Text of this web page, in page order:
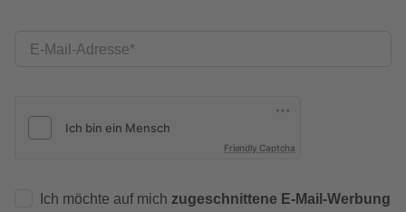
E-Mail-Adresse
Friendly Captcha
Ich möchte auf mich zugeschnittene E-Mail-Werbung